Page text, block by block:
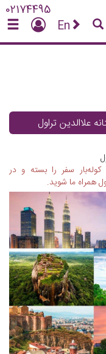
02174495
En
علاالدین تراول
سفر را بسته و در
همراه ما شوید.